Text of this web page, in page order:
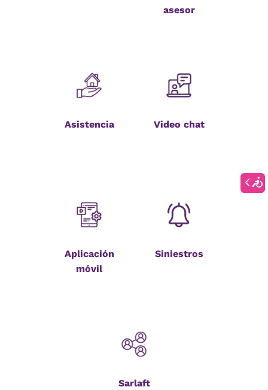
asesor
Asistencia Video chat
Aplicación
móvil
Siniestros
Sarlaft